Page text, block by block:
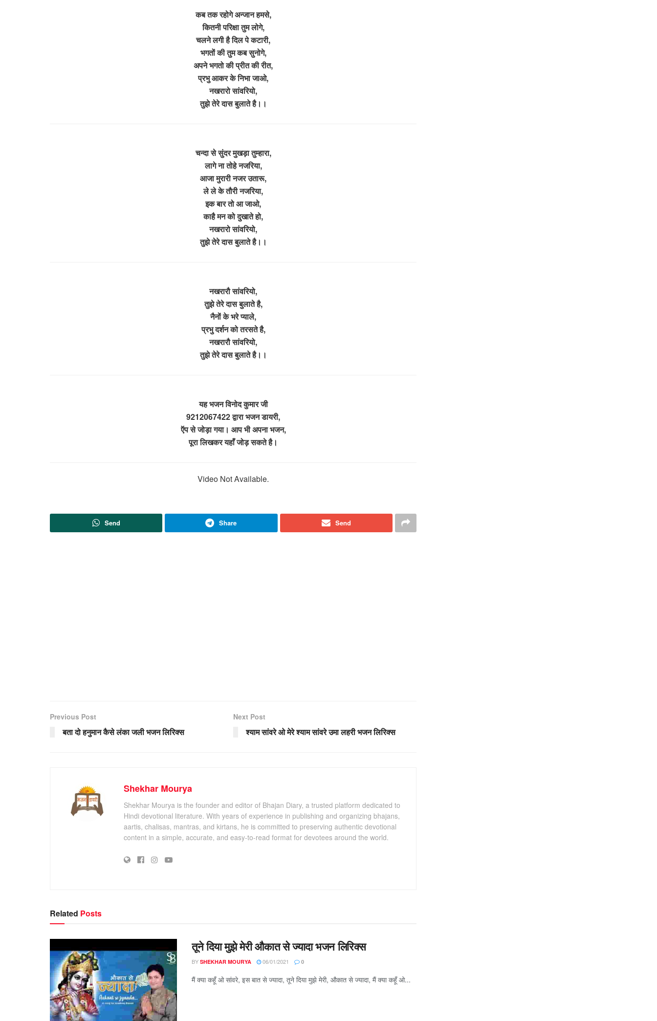
कब तक रहोगे अन्जान हमसे,
कितनी परिक्षा तुम लोगे,
चलने लगी है दिल पे कटारी,
भगतों की तुम कब सुनोगे,
अपने भगतो की प्रीत की रीत,
प्रभु आकर के निभा जाओ,
नखरारो सांवरियो,
तुझे तेरे दास बुलाते है।।
चन्दा से सुंदर मुखड़ा तुम्हारा,
लागे ना तोहे नजरिया,
आजा मुरारी नजर उतारू,
ले ले के तौरी नजरिया,
इक बार तो आ जाओ,
काहै मन को दुखाते हो,
नखरारो सांवरियो,
तुझे तेरे दास बुलाते है।।
नखरारौ सांवरियो,
तुझे तेरे दास बुलाते है,
नैनों के भरे प्याले,
प्रभु दर्शन को तरसते है,
नखरारौ सांवरियो,
तुझे तेरे दास बुलाते है।।
यह भजन विनोद कुमार जी
9212067422 द्वारा भजन डायरी,
ऍप से जोड़ा गया। आप भी अपना भजन,
पूरा लिखकर यहाँ जोड़ सकते है।
Video Not Available.
Send Share Send
Previous Post
बता दो हनुमान कैसे लंका जली भजन लिरिक्स
Next Post
श्याम सांवरे ओ मेरे श्याम सांवरे उमा लहरी भजन लिरिक्स
Shekhar Mourya
Shekhar Mourya is the founder and editor of Bhajan Diary, a trusted platform dedicated to
Hindi devotional literature. With years of experience in publishing and organizing bhajans,
aartis, chalisas, mantras, and kirtans, he is committed to preserving authentic devotional
content in a simple, accurate, and easy-to-read format for devotees around the world.
Related Posts
तूने दिया मुझे मेरी औकात से ज्यादा भजन लिरिक्स
BY SHEKHAR MOURYA 06/01/2021 0
मैं क्या कहूँ ओ सांवरे, इस बात से ज्यादा, तूने दिया मुझे मेरी, औकात से ज्यादा, मैं क्या कहूँ ओ...